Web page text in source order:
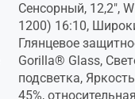
Сенсорный, 12,2",
1200) 16:10,
Глянцевое
Gorilla® Glass,
подсветка,
45%,